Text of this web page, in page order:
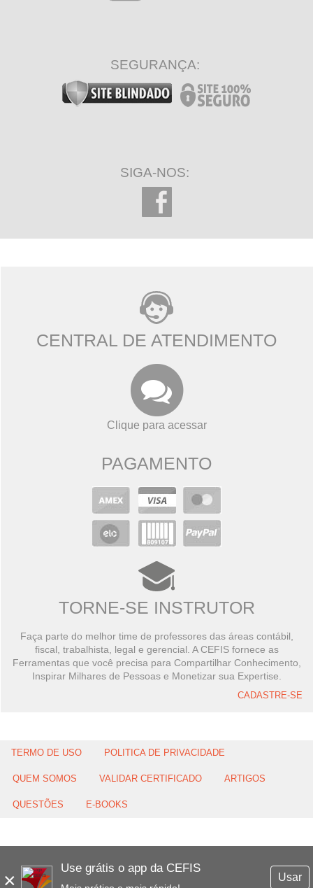
×
Use grátis o app da CEFIS
Usar
SEGURANÇA:
SIGA-NOS:
CENTRAL DE ATENDIMENTO
Clique para acessar
PAGAMENTO
TORNE-SE INSTRUTOR
Faça parte do melhor time de professores das áreas contábil,
fiscal, trabalhista, legal e gerencial. A CEFIS fornece as
Ferramentas que você precisa para Compartilhar Conhecimento,
Inspirar Milhares de Pessoas e Monetizar sua Expertise.
CADASTRE-SE
TERMO DE USO POLITICA DE PRIVACIDADE
QUEM SOMOS VALIDAR CERTIFICADO ARTIGOS
QUESTÕES E-BOOKS